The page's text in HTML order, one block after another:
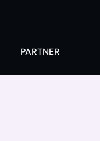
PARTNER